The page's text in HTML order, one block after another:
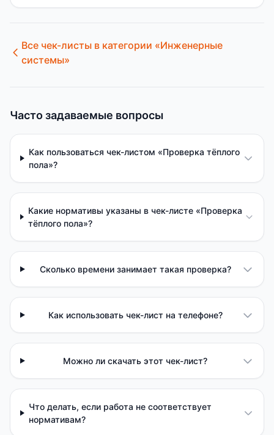
Все чек-листы в категории «Инженерные
системы»
Часто задаваемые вопросы
Как пользоваться чек-листом «Проверка тёплого
пола»?
Какие нормативы указаны в чек-листе «Проверка
тёплого пола»?
Сколько времени занимает такая проверка?
Как использовать чек-лист на телефоне?
Можно ли скачать этот чек-лист?
Что делать, если работа не соответствует
нормативам?